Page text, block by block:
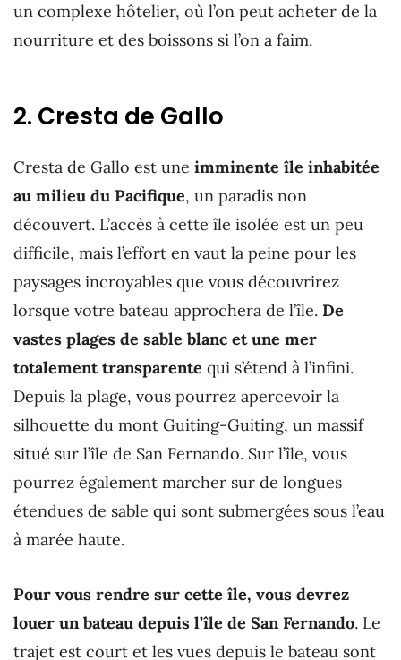
un complexe hôtelier, où l’on peut acheter de la
nourriture et des boissons si l’on a faim.
2. Cresta de Gallo
Cresta de Gallo est une imminente île inhabitée
au milieu du Pacifique, un paradis non
découvert. L’accès à cette île isolée est un peu
difficile, mais l’effort en vaut la peine pour les
paysages incroyables que vous découvrirez
lorsque votre bateau approchera de l’île. De
vastes plages de sable blanc et une mer
totalement transparente qui s’étend à l’infini.
Depuis la plage, vous pourrez apercevoir la
silhouette du mont Guiting-Guiting, un massif
situé sur l’île de San Fernando. Sur l’île, vous
pourrez également marcher sur de longues
étendues de sable qui sont submergées sous l’eau
à marée haute.
Pour vous rendre sur cette île, vous devrez
louer un bateau depuis l’île de San Fernando. Le
trajet est court et les vues depuis le bateau sont